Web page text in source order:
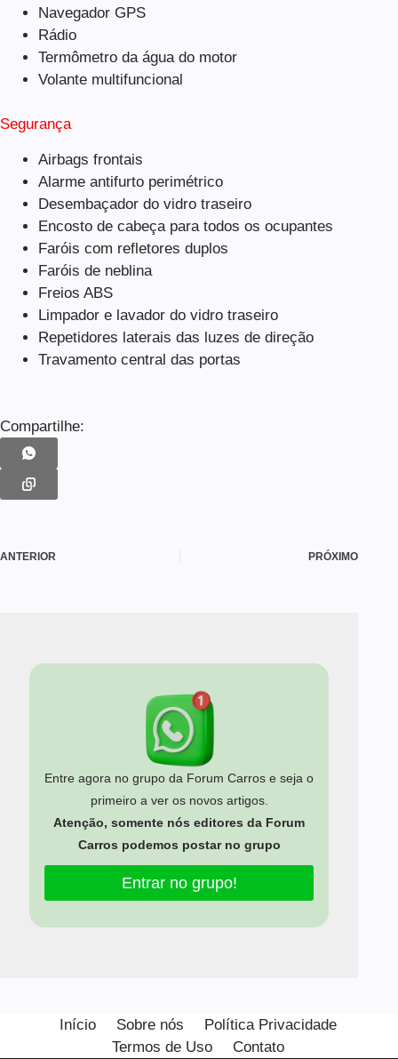
Navegador GPS
Rádio
Termômetro da água do motor
Volante multifuncional
Segurança
Airbags frontais
Alarme antifurto perimétrico
Desembaçador do vidro traseiro
Encosto de cabeça para todos os ocupantes
Faróis com refletores duplos
Faróis de neblina
Freios ABS
Limpador e lavador do vidro traseiro
Repetidores laterais das luzes de direção
Travamento central das portas
Compartilhe:
ANTERIOR PRÓXIMO
Entre agora no grupo da Forum Carros e seja o
primeiro a ver os novos artigos.
Atenção, somente nós editores da Forum
Carros podemos postar no grupo
Entrar no grupo!
Início Sobre nós
Política Privacidade
Termos de Uso
Contato
experiência em nosso site.
Você pode saber mais sobre quais cookies estamos usando
ou desativá-los emconfigurações